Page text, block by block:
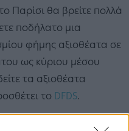
Παρίσι θα βρείτε πολλά
ποδήλατο μια
φήμης αξιοθέατα σε
ως κύριου μέσου
τα αξιοθέατα
το DFDS.